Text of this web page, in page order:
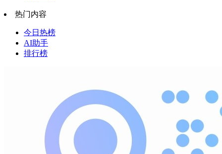
热门内容
今日热榜
AI助手
排行榜